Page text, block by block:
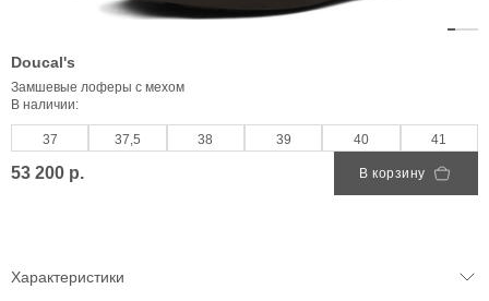
Doucal's
Замшевые лоферы с мехом
В наличии:
37 37,5 38 39 40 41
53 200 р. В корзину
Характеристики